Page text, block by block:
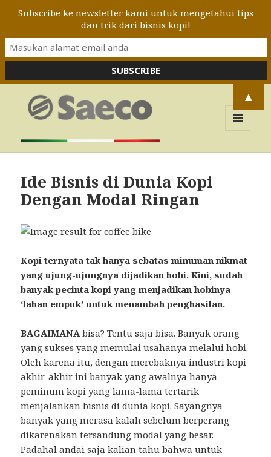
WIDGET
Ide Bisnis di Dunia Kopi
Dengan Modal Ringan
Kopi ternyata tak hanya sebatas minuman nikmat
yang ujung-ujungnya dijadikan hobi. Kini, sudah
banyak pecinta kopi yang menjadikan hobinya
‘lahan empuk’ untuk menambah penghasilan.
BAGAIMANAbisa? Tentu saja bisa. Banyak orang
yang sukses yang memulai usahanya melalui hobi.
Oleh karena itu, dengan merebaknya industri kopi
akhir-akhir ini banyak yang awalnya hanya
peminum kopi yang lama-lama tertarik
menjalankan bisnis di dunia kopi. Sayangnya
banyak yang merasa kalah sebelum berperang
dikarenakan tersandung modal yang besar.
Padahal andai saja kalian tahu bahwa untuk
Subscribe ke newsletter kami untuk mengetahui tips
dan trik dari bisnis kopi!
▲